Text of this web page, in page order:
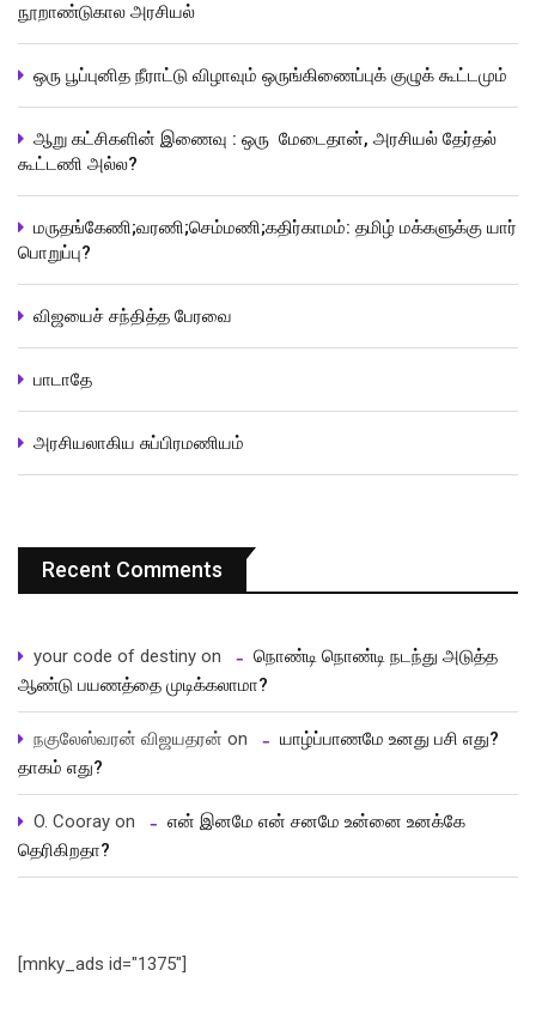
நூறாண்டுகால அரசியல்
ஒரு பூப்புனித நீராட்டு விழாவும் ஒருங்கிணைப்புக் குழுக் கூட்டமும்
ஆறு கட்சிகளின் இணைவு : ஒரு மேடைதான், அரசியல் தேர்தல்
கூட்டணி அல்ல?
மருதங்கேணி;வரணி;செம்மணி;கதிர்காமம்: தமிழ் மக்களுக்கு யார்
பொறுப்பு?
விஜயைச் சந்தித்த பேரவை
பாடாதே
அரசியலாகிய சுப்பிரமணியம்
Recent Comments
your code of destiny on
நொண்டி நொண்டி நடந்து அடுத்த
ஆண்டு பயணத்தை முடிக்கலாமா?
நகுலேஸ்வரன் விஜயதரன் on
யாழ்ப்பாணமே உனது பசி எது?
தாகம் எது?
O. Cooray on
என் இனமே என் சனமே உன்னை உனக்கே
தெரிகிறதா?
[mnky_ads id="1375"]